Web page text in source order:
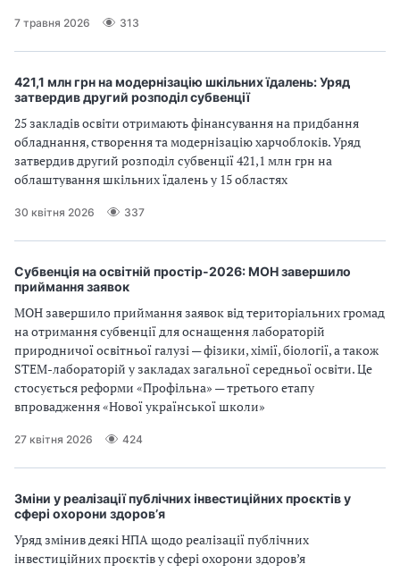
7 травня 2026 313
421,1 млн грн на модернізацію шкільних їдалень: Уряд
затвердив другий розподіл субвенції
25 закладів освіти отримають фінансування на придбання
обладнання, створення та модернізацію харчоблоків. Уряд
затвердив другий розподіл субвенції 421,1 млн грн на
облаштування шкільних їдалень у 15 областях
30 квітня 2026 337
Субвенція на освітній простір-2026: МОН завершило
приймання заявок
МОН завершило приймання заявок від територіальних громад
на отримання субвенції для оснащення лабораторій
природничої освітньої галузі — фізики, хімії, біології, а також
STEM-лабораторій у закладах загальної середньої освіти. Це
стосується реформи «Профільна» — третього етапу
впровадження «Нової української школи»
27 квітня 2026 424
Зміни у реалізації публічних інвестиційних проєктів у
сфері охорони здоров’я
Уряд змінив деякі НПА щодо реалізації публічних
інвестиційних проєктів у сфері охорони здоров’я